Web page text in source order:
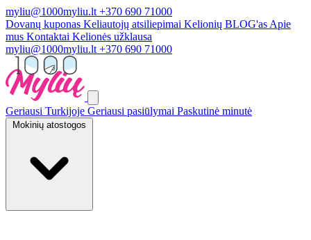
myliu@1000myliu.lt +370 690 71000
Dovanų kuponas Keliautojų atsiliepimai Kelionių BLOG'as Apie
mus Kontaktai Kelionės užklausa
myliu@1000myliu.lt +370 690 71000
Geriausi Turkijoje Geriausi pasiūlymai Paskutinė minutė
Mokinių atostogos